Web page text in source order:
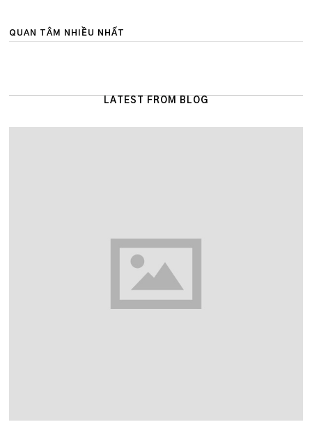
QUAN TÂM NHIỀU NHẤT
LATEST FROM BLOG